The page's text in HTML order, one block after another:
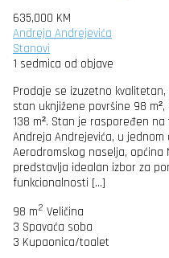
635,000 KM
Andreja Andrejevića
Stanovi
1 sedmica od objave
Prodaje se izuzetno
stan uknjižene površine 98
138 m². Stan je raspoređen
Andreja Andrejevića, u
Aerodromskog naselja, općina
predstavlja idealan izbor za
funkcionalnosti […]
98 m2 Veličina
3 Spavaća soba
3 Kupaonica/toalet